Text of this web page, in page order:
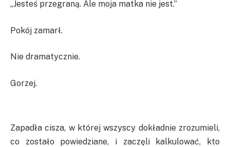
„Jesteś przegraną. Ale moja matka nie jest.”
Pokój zamarł.
Nie dramatycznie.
Gorzej.
Zapadła cisza, w której wszyscy dokładnie zrozumieli,
co zostało powiedziane, i zaczęli kalkulować, kto